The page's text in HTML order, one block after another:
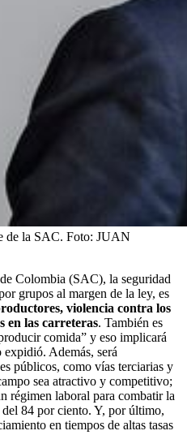
de la SAC. Foto: JUAN
Colombia (SAC), la seguridad
grupos al margen de la ley, es
violencia contra los
en las carreteras. También es
comida” y eso implicará
expidió. Además, será
públicos, como vías terciarias y
sea atractivo y competitivo;
régimen laboral para combatir la
84 por ciento. Y, por último,
en tiempos de altas tasas